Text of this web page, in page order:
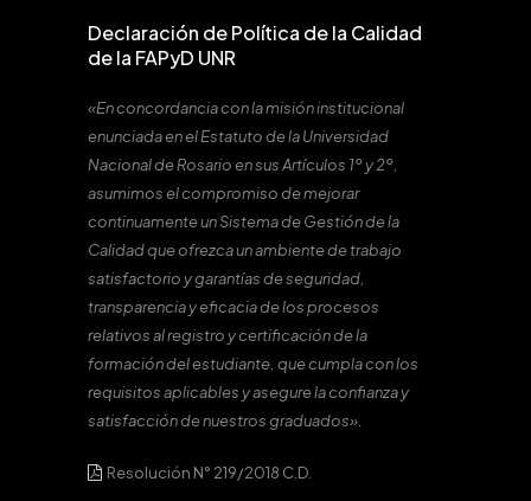
Declaración de Política de la Calidad
de la FAPyD UNR
«En concordancia con la misión institucional
enunciada en el Estatuto de la Universidad
Nacional de Rosario en sus Artículos 1º y 2º,
asumimos el compromiso de mejorar
continuamente un Sistema de Gestión de la
Calidad que ofrezca un ambiente de trabajo
satisfactorio y garantías de seguridad,
transparencia y eficacia de los procesos
relativos al registro y certificación de la
formación del estudiante, que cumpla con los
requisitos aplicables y asegure la confianza y
satisfacción de nuestros graduados».
Resolución N° 219/2018 C.D.